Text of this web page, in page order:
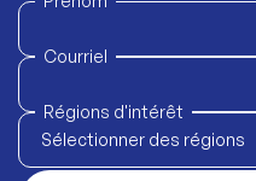
Courriel
Régions d'intérêt
Sélectionner des régions